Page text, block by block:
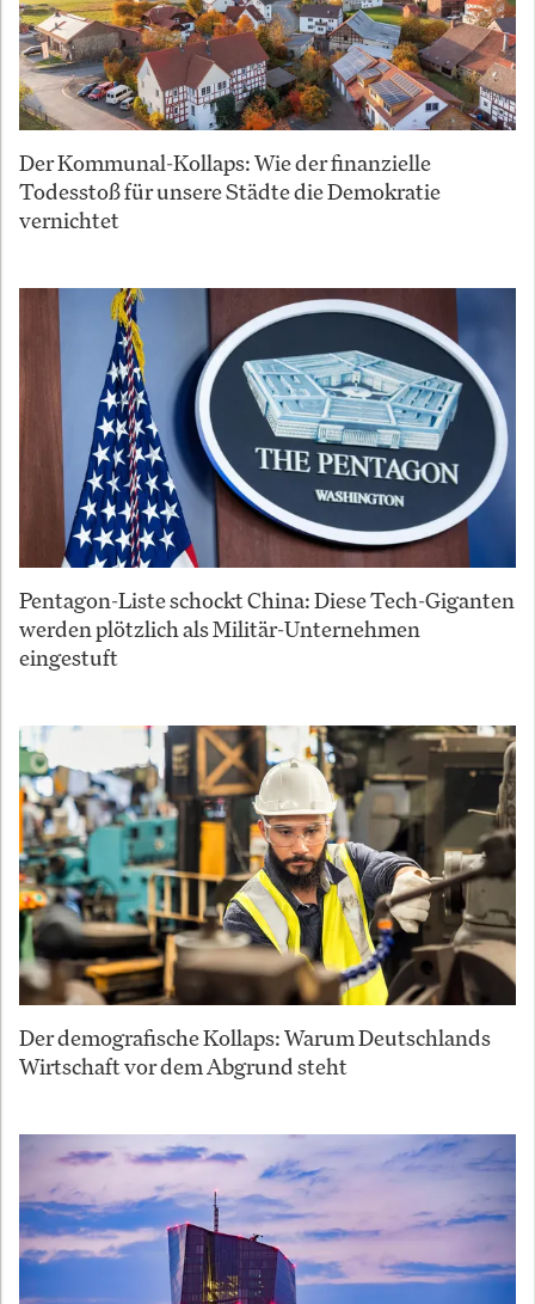
Der Kommunal-Kollaps: Wie der finanzielle
Todesstoß für unsere Städte die Demokratie
vernichtet
Pentagon-Liste schockt China: Diese Tech-Giganten
werden plötzlich als Militär-Unternehmen
eingestuft
Der demografische Kollaps: Warum Deutschlands
Wirtschaft vor dem Abgrund steht